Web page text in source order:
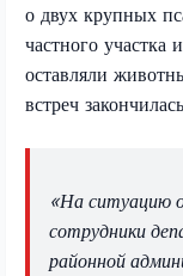
о двух крупных
частного участка
оставляли
встреч
«На ситуацию
сотрудники
районной